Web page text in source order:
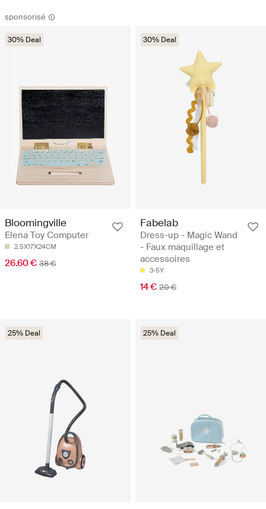
sponsorisé
30% Deal
Bloomingville
Elena Toy Computer
2.5X17X24CM
26.60 € 38 €
30% Deal
Fabelab
Dress-up - Magic Wand
- Faux maquillage et
accessoires
3-5Y
14 € 20 €
25% Deal 25% Deal